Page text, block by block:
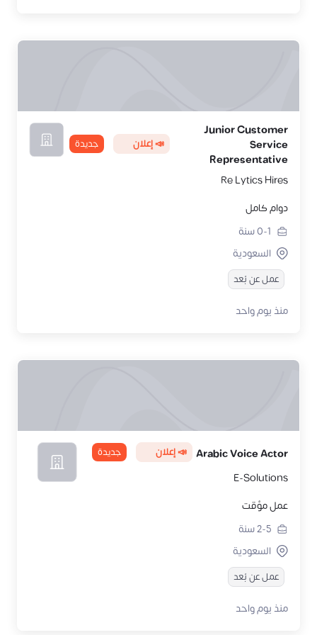
Junior Customer
Service
Representative
📣 إعلان جديدة
Re Lytics Hires
دوام كامل
0-1سنة
السعودية
عمل عن بُعد
منذ يوم واحد
Arabic Voice Actor 📣 إعلان جديدة
E-Solutions
عمل مؤقت
2-5سنة
السعودية
عمل عن بُعد
منذ يوم واحد